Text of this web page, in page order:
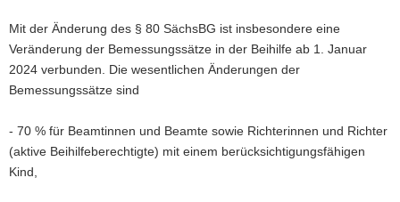
Mit der Änderung des § 80 SächsBG ist insbesondere eine
Veränderung der Bemessungssätze in der Beihilfe ab 1. Januar
2024 verbunden. Die wesentlichen Änderungen der
Bemessungssätze sind
- 70 % für Beamtinnen und Beamte sowie Richterinnen und Richter
(aktive Beihilfeberechtigte) mit einem berücksichtigungsfähigen
Kind,